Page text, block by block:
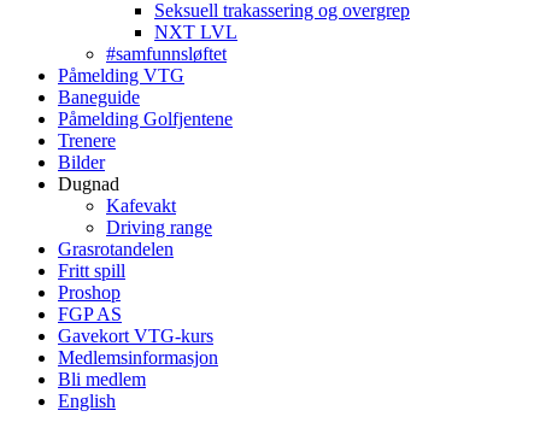
Seksuell trakassering og overgrep
NXT LVL
#samfunnsløftet
Påmelding VTG
Baneguide
Påmelding Golfjentene
Trenere
Bilder
Dugnad
Kafevakt
Driving range
Grasrotandelen
Fritt spill
Proshop
FGP AS
Gavekort VTG-kurs
Medlemsinformasjon
Bli medlem
English